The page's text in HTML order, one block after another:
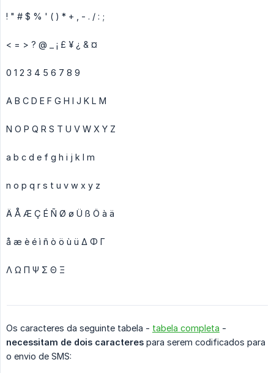
! " # $ % ' ( ) * + , - . / : ;
< = > ? @ _ ¡ £ ¥ ¿ & ¤
0 1 2 3 4 5 6 7 8 9
A B C D E F G H I J K L M
N O P Q R S T U V W X Y Z
a b c d e f g h i j k l m
n o p q r s t u v w x y z
Ä Å Æ Ç É Ñ Ø ø Ü ß Ö à ä
å æ è é ì ñ ò ö ù ü Δ Φ Γ
Λ Ω Π Ψ Σ Θ Ξ
Os caracteres da seguinte tabela - tabela completa -
necessitam de dois caracteres para serem codificados para
o envio de SMS: